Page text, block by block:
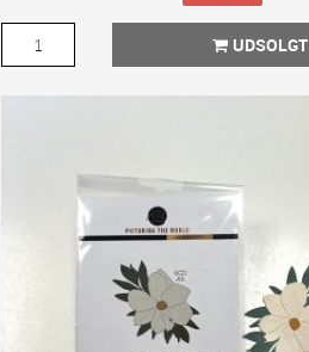
UDSOLGT